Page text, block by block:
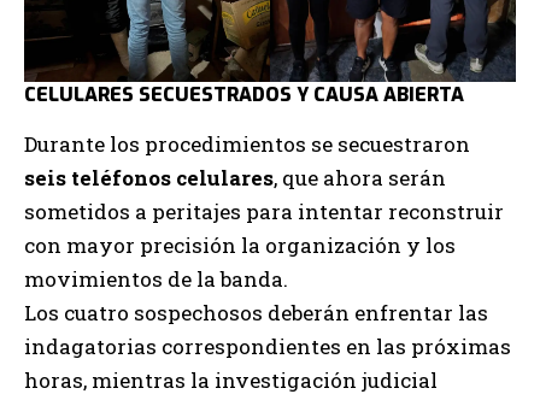
CELULARES SECUESTRADOS Y CAUSA ABIERTA
Durante los procedimientos se secuestraron
seis teléfonos celulares, que ahora serán
sometidos a peritajes para intentar reconstruir
con mayor precisión la organización y los
movimientos de la banda.
Los cuatro sospechosos deberán enfrentar las
indagatorias correspondientes en las próximas
horas, mientras la investigación judicial